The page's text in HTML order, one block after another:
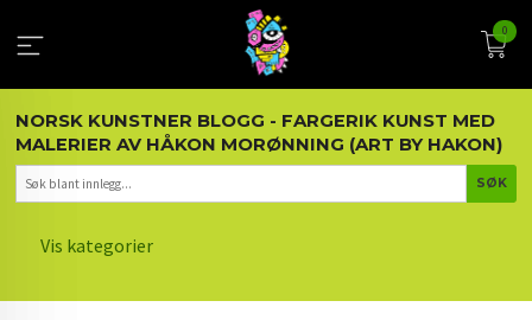
innholdet
0
NORSK KUNSTNER BLOGG - FARGERIK KUNST MED
MALERIER AV HÅKON MORØNNING (ART BY HAKON)
Vis kategorier